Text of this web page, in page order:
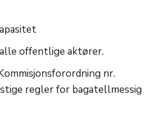
offentlige aktører.
nr.
regler for bagatellmessig